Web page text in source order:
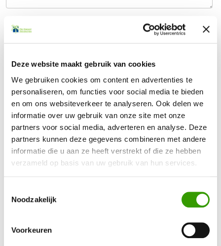
Deze website maakt gebruik van cookies
We gebruiken cookies om content en advertenties te
personaliseren, om functies voor social media te bieden
en om ons websiteverkeer te analyseren. Ook delen we
informatie over uw gebruik van onze site met onze
partners voor social media, adverteren en analyse. Deze
partners kunnen deze gegevens combineren met andere
informatie die u aan ze heeft verstrekt of die ze hebben
verzameld op basis van uw gebruik van hun services.
Noodzakelijk
Voorkeuren
Verzenden
Contact
Offerte aanvragen
Veelgestelde vragen
BEN JE GEÏNTERESSEERD GERAAKT IN ONZE
Neem contact op, dan helpen we je graag direct verder